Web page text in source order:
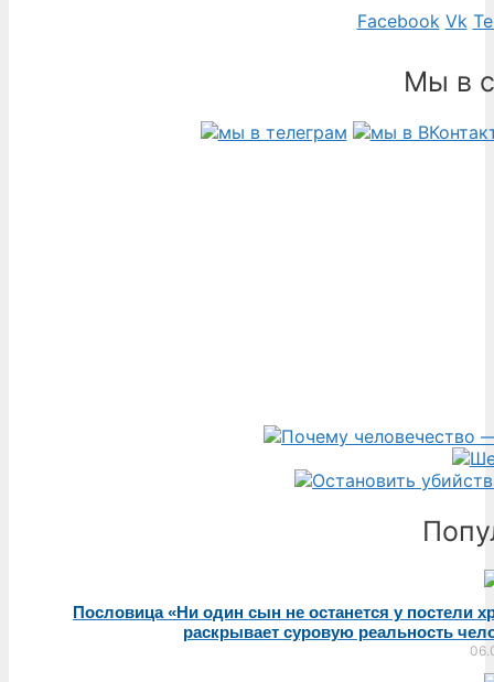
Facebook Vk
Мы в
Пословица «Ни один сын не останется у постели
раскрывает суровую реальность